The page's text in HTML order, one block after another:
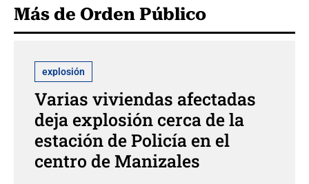
Más de Orden Público
explosión
Varias viviendas afectadas
deja explosión cerca de la
estación de Policía en el
centro de Manizales